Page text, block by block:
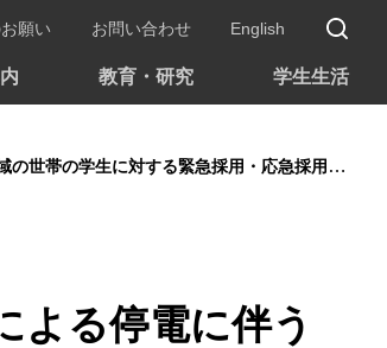
教育・研究 学生生活
願い お問い合わせ English
に対する緊急採用・応急採用の取り扱いについて
よる停電に伴う